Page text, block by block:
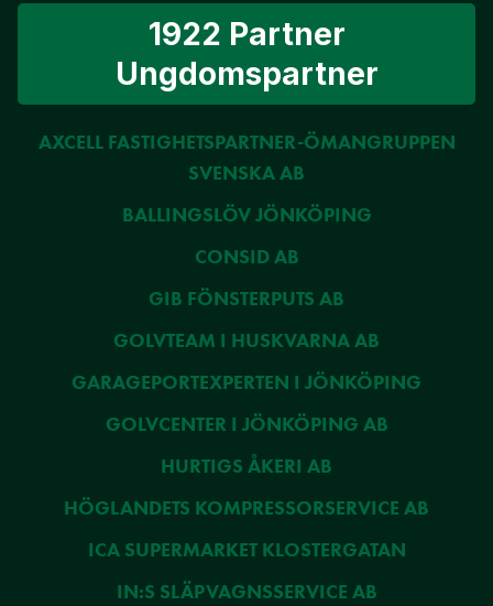
1922 Partner
Ungdomspartner
AXCELL FASTIGHETSPARTNER-ÖMANGRUPPEN
SVENSKA AB
BALLINGSLÖV JÖNKÖPING
CONSID AB
GIB FÖNSTERPUTS AB
GOLVTEAM I HUSKVARNA AB
GARAGEPORTEXPERTEN I JÖNKÖPING
GOLVCENTER I JÖNKÖPING AB
HURTIGS ÅKERI AB
HÖGLANDETS KOMPRESSORSERVICE AB
ICA SUPERMARKET KLOSTERGATAN
IN:S SLÄPVAGNSSERVICE AB